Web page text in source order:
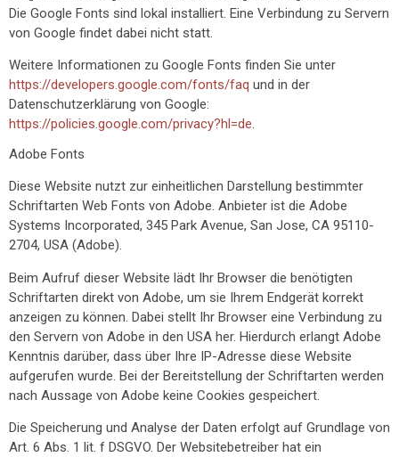
Die Google Fonts sind lokal installiert. Eine Verbindung zu Servern
von Google findet dabei nicht statt.
Weitere Informationen zu Google Fonts finden Sie unter
https://developers.google.com/fonts/faq und in der
Datenschutzerklärung von Google:
https://policies.google.com/privacy?hl=de.
Adobe Fonts
Diese Website nutzt zur einheitlichen Darstellung bestimmter
Schriftarten Web Fonts von Adobe. Anbieter ist die Adobe
Systems Incorporated, 345 Park Avenue, San Jose, CA 95110-
2704, USA (Adobe).
Beim Aufruf dieser Website lädt Ihr Browser die benötigten
Schriftarten direkt von Adobe, um sie Ihrem Endgerät korrekt
anzeigen zu können. Dabei stellt Ihr Browser eine Verbindung zu
den Servern von Adobe in den USA her. Hierdurch erlangt Adobe
Kenntnis darüber, dass über Ihre IP-Adresse diese Website
aufgerufen wurde. Bei der Bereitstellung der Schriftarten werden
nach Aussage von Adobe keine Cookies gespeichert.
Die Speicherung und Analyse der Daten erfolgt auf Grundlage von
Art. 6 Abs. 1 lit. f DSGVO. Der Websitebetreiber hat ein